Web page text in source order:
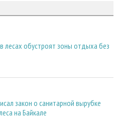
лесах обустроят зоны отдыха без
закон о санитарной вырубке
на Байкале